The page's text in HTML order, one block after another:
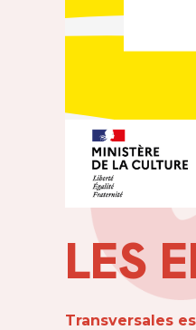
LES
Transversales